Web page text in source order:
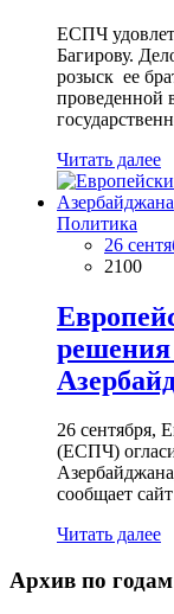
ЕСПЧ
Багирову.
розыск ее
проведенной
Читать далее
Политика
26
2100
решения
26 сентября,
(ЕСПЧ)
сообщает
Читать далее
Архив по годам